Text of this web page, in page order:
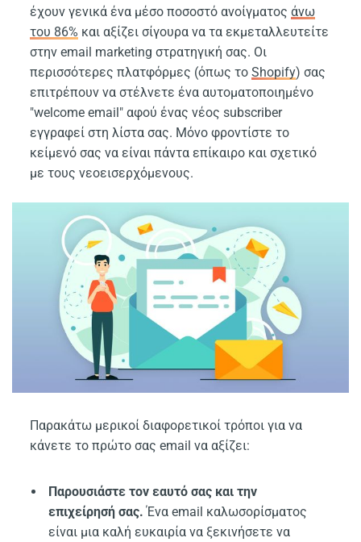
έχουν γενικά ένα μέσο ποσοστό ανοίγματοςάνω
του 86% και αξίζει σίγουρα να τα εκμεταλλευτείτε
στην email marketing στρατηγική σας. Οι
περισσότερες πλατφόρμες (όπως τοShopify) σας
επιτρέπουν να στέλνετε ένα αυτοματοποιημένο
"welcome email" αφού ένας νέος subscriber
εγγραφεί στη λίστα σας. Μόνο φροντίστε το
κείμενό σας να είναι πάντα επίκαιρο και σχετικό
με τους νεοεισερχόμενους.
Παρακάτω μερικοί διαφορετικοί τρόποι για να
κάνετε το πρώτο σας email να αξίζει:
Παρουσιάστε τον εαυτό σας και την
επιχείρησή σας. Ένα email καλωσορίσματος
είναι μια καλή ευκαιρία να ξεκινήσετε να